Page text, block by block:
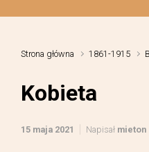
Strona główna 1861-1915
Kobieta
15 maja 2021 Napisał mieton